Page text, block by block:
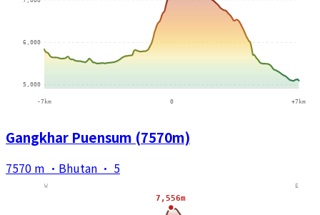
Gangkhar Puensum (7570m)
7570 m · Bhutan · 5